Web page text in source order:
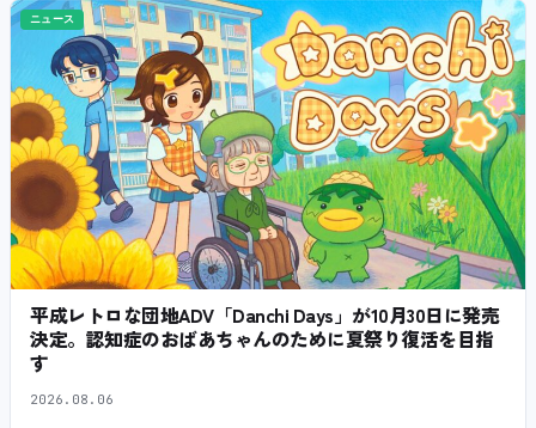
ニュース
平成レトロな団地ADV「Danchi Days」が10月30日に発売
決定。認知症のおばあちゃんのために夏祭り復活を目指
す
2026.08.06